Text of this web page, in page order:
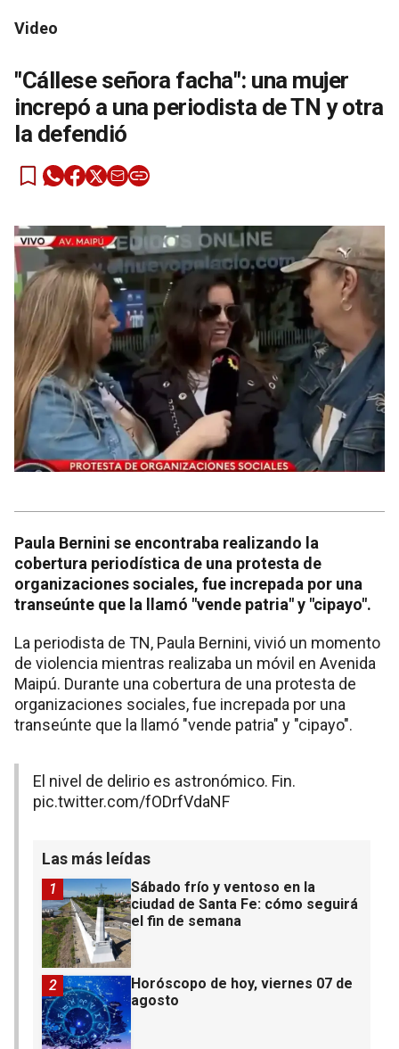
Video
"Cállese señora facha": una mujer
increpó a una periodista de TN y otra
la defendió
Paula Bernini se encontraba realizando la
cobertura periodística de una protesta de
organizaciones sociales, fue increpada por una
transeúnte que la llamó "vende patria" y "cipayo".
La periodista de TN, Paula Bernini, vivió un momento
de violencia mientras realizaba un móvil en Avenida
Maipú. Durante una cobertura de una protesta de
organizaciones sociales, fue increpada por una
transeúnte que la llamó "vende patria" y "cipayo".
El nivel de delirio es astronómico. Fin.
pic.twitter.com/fODrfVdaNF
Las más leídas
Sábado frío y ventoso en la
ciudad de Santa Fe: cómo seguirá
el fin de semana
1
Horóscopo de hoy, viernes 07 de
agosto
2